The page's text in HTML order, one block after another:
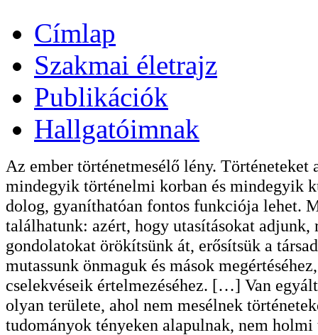
Címlap
Szakmai életrajz
Publikációk
Hallgatóimnak
Az ember történetmesélő lény.
mindegyik történelmi korban és mindegyik
dolog, gyaníthatóan fontos funkciója lehet.
találhatunk: azért, hogy utasításokat
gondolatokat örökítsünk át, erősítsük a
mutassunk önmaguk és mások
cselekvéseik értelmezéséhez. […] Van
olyan területe, ahol nem mesélnek
tudományok tényeken alapulnak, nem